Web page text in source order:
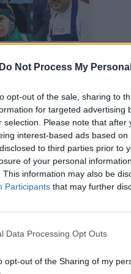
Do Not Process My
opt-out of the sale, sharing to
for targeted advertising
selection. Please note that
interest-based ads based
to third parties prior to
of your personal
This information may also be
Participants that may further
Data Processing Opt Outs
opt-out of the Sharing of my
italas:
–
klaidų šaudžiusi
atiteko du kartus
o bronza